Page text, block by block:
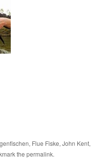
, Flue Fiske, John Kent,
the permalink.